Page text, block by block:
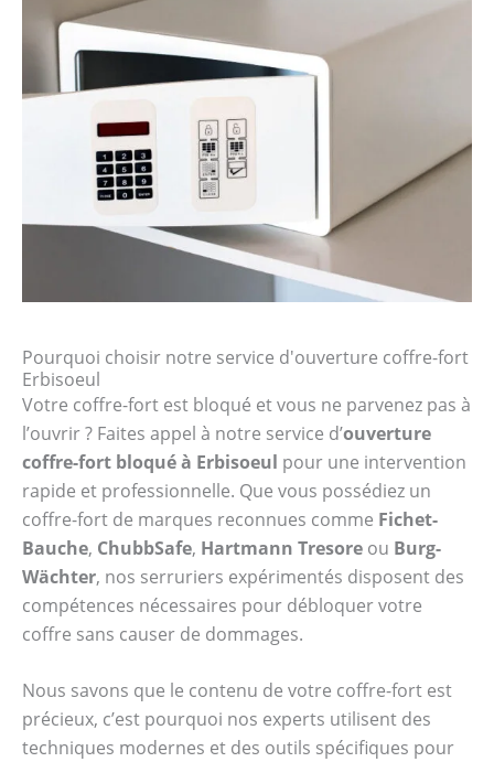
Pourquoi choisir notre service d'ouverture coffre-fort
Erbisoeul
Votre coffre-fort est bloqué et vous ne parvenez pas à
l’ouvrir ? Faites appel à notre service d’ouverture
coffre-fort bloqué à Erbisoeul pour une intervention
rapide et professionnelle. Que vous possédiez un
coffre-fort de marques reconnues comme Fichet-
Bauche, ChubbSafe, Hartmann Tresore ou Burg-
Wächter, nos serruriers expérimentés disposent des
compétences nécessaires pour débloquer votre
coffre sans causer de dommages.
Nous savons que le contenu de votre coffre-fort est
précieux, c’est pourquoi nos experts utilisent des
techniques modernes et des outils spécifiques pour